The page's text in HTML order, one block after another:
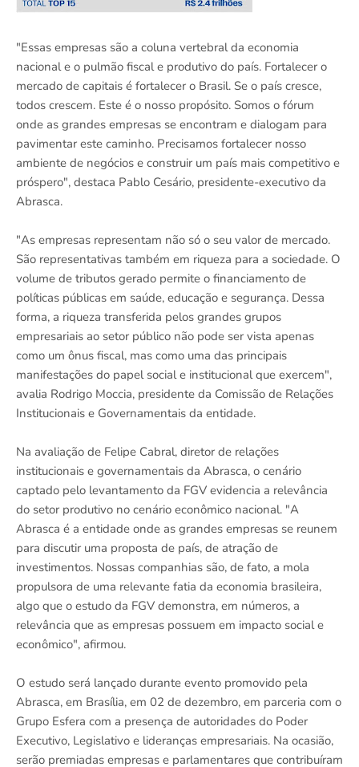
"Essas empresas são a coluna vertebral da economia
nacional e o pulmão fiscal e produtivo do país. Fortalecer o
mercado de capitais é fortalecer o Brasil. Se o país cresce,
todos crescem. Este é o nosso propósito. Somos o fórum
onde as grandes empresas se encontram e dialogam para
pavimentar este caminho. Precisamos fortalecer nosso
ambiente de negócios e construir um país mais competitivo e
próspero", destaca Pablo Cesário, presidente-executivo da
Abrasca.
"As empresas representam não só o seu valor de mercado.
São representativas também em riqueza para a sociedade. O
volume de tributos gerado permite o financiamento de
políticas públicas em saúde, educação e segurança. Dessa
forma, a riqueza transferida pelos grandes grupos
empresariais ao setor público não pode ser vista apenas
como um ônus fiscal, mas como uma das principais
manifestações do papel social e institucional que exercem",
avalia Rodrigo Moccia, presidente da Comissão de Relações
Institucionais e Governamentais da entidade.
Na avaliação de Felipe Cabral, diretor de relações
institucionais e governamentais da Abrasca, o cenário
captado pelo levantamento da FGV evidencia a relevância
do setor produtivo no cenário econômico nacional. "A
Abrasca é a entidade onde as grandes empresas se reunem
para discutir uma proposta de país, de atração de
investimentos. Nossas companhias são, de fato, a mola
propulsora de uma relevante fatia da economia brasileira,
algo que o estudo da FGV demonstra, em números, a
relevância que as empresas possuem em impacto social e
econômico", afirmou.
O estudo será lançado durante evento promovido pela
Abrasca, em Brasília, em 02 de dezembro, em parceria com o
Grupo Esfera com a presença de autoridades do Poder
Executivo, Legislativo e lideranças empresariais. Na ocasião,
serão premiadas empresas e parlamentares que contribuíram